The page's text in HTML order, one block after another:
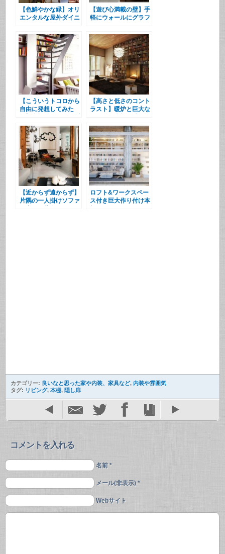
【色鮮やかな緑】オリ
エンタルな屋外ダイニ
【遊び心満載の壁】手
軽にウォールにグラフ
【こういうトコロから
自由に発想してみた
ルな階段
【高さと低さのコント
ラスト】暖炉と巨大な
いラグ
【近からず遠からず】
片隅の一人掛けソファ
ロフト&ワークスペー
ス付き巨大作り付け本
カテゴリー: 良いなと思った家や内装、家具など, 内装や雰囲気
タグ: リビング, 本棚, 隠し扉
コメントを入れる
名前 *
メール(非表示) *
Webサイト